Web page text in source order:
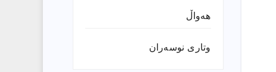
هەواڵ
وتارى نوسەران